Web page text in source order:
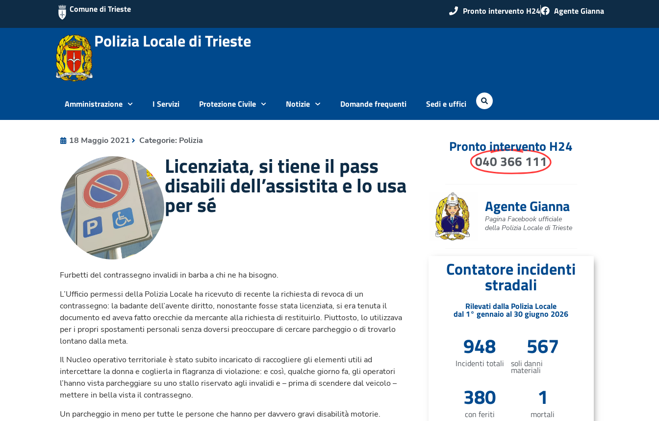
Comune di Trieste Pronto intervento H24 Agente Gianna
Polizia Locale di Trieste
Amministrazione I Servizi Protezione Civile Notizie Domande frequenti Sedi e uffici
18 Maggio 2021 Categorie: Polizia
Licenziata, si tiene il pass
disabili dell’assistita e lo usa
per sé
Furbetti del contrassegno invalidi in barba a chi ne ha bisogno.
L’Ufficio permessi della Polizia Locale ha ricevuto di recente la richiesta di revoca di un
contrassegno: la badante dell’avente diritto, nonostante fosse stata licenziata, si era tenuta il
documento ed aveva fatto orecchie da mercante alla richiesta di restituirlo. Piuttosto, lo utilizzava
per i propri spostamenti personali senza doversi preoccupare di cercare parcheggio o di trovarlo
lontano dalla meta.
Il Nucleo operativo territoriale è stato subito incaricato di raccogliere gli elementi utili ad
intercettare la donna e coglierla in flagranza di violazione: e così, qualche giorno fa, gli operatori
l’hanno vista parcheggiare su uno stallo riservato agli invalidi e – prima di scendere dal veicolo –
mettere in bella vista il contrassegno.
Un parcheggio in meno per tutte le persone che hanno per davvero gravi disabilità motorie.
Pronto intervento H24
040 366 111
Agente Gianna
Pagina Facebook ufficiale
della Polizia Locale di Trieste
Contatore incidenti
stradali
Rilevati dalla Polizia Locale
dal 1° gennaio al 30 giugno 2026
Incidenti totali
948
soli danni
materiali
567
con feriti
380
mortali
1